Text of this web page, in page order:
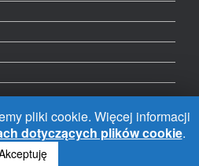
© 2003-2025 Grzegorz Pawlik, Tomasz
pliki cookie. Więcej informacji
dotyczących plików cookie.